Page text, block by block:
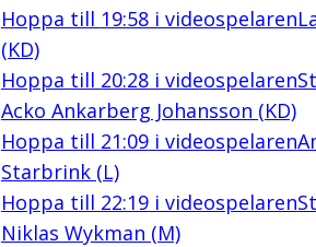
Hoppa till 19:58i videospelaren
(KD)
Hoppa till 20:28i videospelaren
Acko Ankarberg Johansson (KD)
Hoppa till 21:09i videospelaren
Starbrink (L)
Hoppa till 22:19i videospelaren
Niklas Wykman (M)